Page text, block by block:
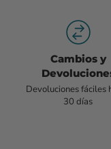
Cambios y
Devoluciones fáciles
30 días